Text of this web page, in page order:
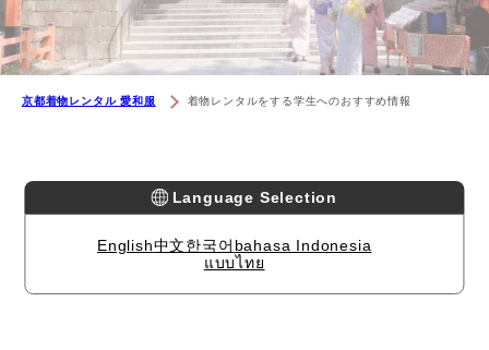
京都着物レンタル 愛和服 着物レンタルをする学⽣へのおすすめ情報
Language Selection
English中文한국어 bahasa Indonesia
แบบไทย